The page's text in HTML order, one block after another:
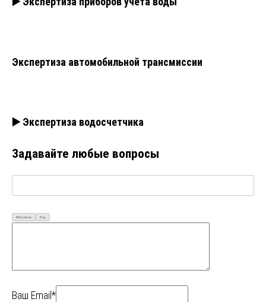
Экспертиза автомобильной трансмиссии
▶️ Экспертиза водосчетчика
Задавайте любые вопросы
Визуально Код
Ваш Email*